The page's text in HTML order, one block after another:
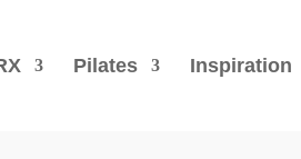
Pilates Inspiration